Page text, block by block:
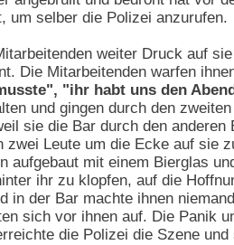
um selber die Polizei anzurufen.
weiter Druck auf
Die Mitarbeitenden warfen
"ihr habt uns den
und gingen durch den
sie die Bar durch den
zwei Leute um die Ecke auf sie
aufgebaut mit einem Bierglas
ihr zu klopfen, auf die
in der Bar machte ihnen
sich vor ihnen auf. Die Panik
die Polizei die Szene